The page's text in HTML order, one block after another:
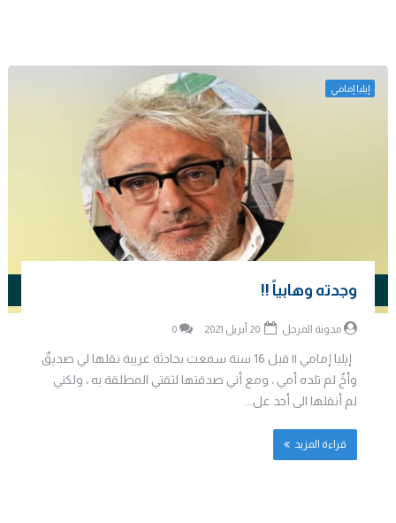
إيليا إمامي
وجدته وهابياً !!
مدونة المرجل 0
إيليا إمامي || قبل 16 سنة سمعت بحادثة غريبة نقلها لي صديقٌ
وأخٌ لم تلده أمي ، ومع أني صدقتها لثقتي المطلقة به ، ولكني
لم أنقلها الى أحد عل...
قراءة المزيد